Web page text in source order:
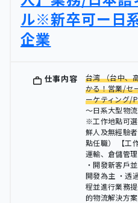
ル※新卒可ー日
企業
仕事内容
台湾 （台中、
かる！営業/セ
ーケティング/
～日系大型物
※工作地點可
鮮人及無經驗
點任職） 【工
運輸、倉儲管
・開發新客戶
開發為主 ・透
程並進行業務
的物流解決方案